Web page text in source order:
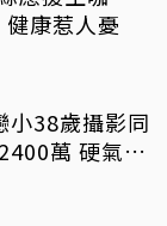
健康惹人憂
小38歲攝影同
萬 硬氣反